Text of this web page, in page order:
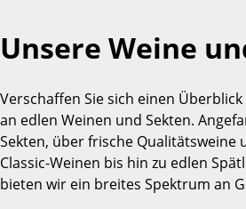
Unsere Weine
Verschaffen Sie sich einen
an edlen Weinen und Sekten.
Sekten, über frische Qualitätsweine
Classic-Weinen bis hin zu edlen
bieten wir ein breites Spektrum an